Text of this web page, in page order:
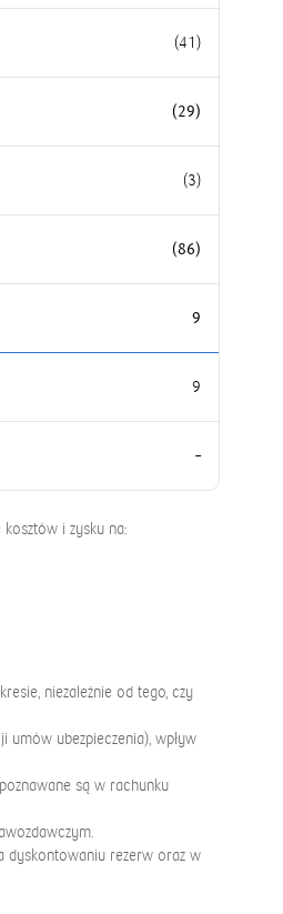
(41)
(29)
(3)
(86)
9
9
–
kosztów i zysku na:
niezależnie od tego, czy
umów ubezpieczenia), wpływ
są w rachunku
dyskontowaniu rezerw oraz w